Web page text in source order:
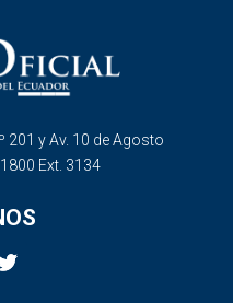
201 y Av. 10 de Agosto
Ext. 3134